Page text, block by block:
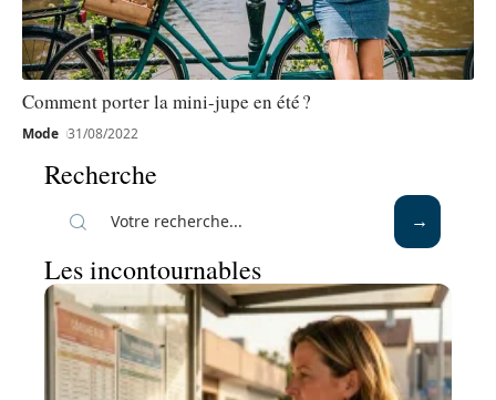
Comment porter la mini-jupe en été ?
Mode 31/08/2022
Recherche
Les incontournables